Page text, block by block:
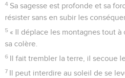
4 Sa sagesse est profonde et sa
résister sans en subir les
5 « Il déplace les montagnes tout
sa colère.
6 Il fait trembler la terre, il secoue
7 Il peut interdire au soleil de se